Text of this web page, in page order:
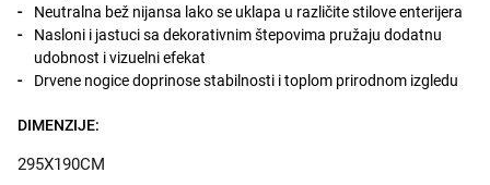
Neutralna bež nijansa lako se uklapa u različite stilove enterijera
Nasloni i jastuci sa dekorativnim štepovima pružaju dodatnu
udobnost i vizuelni efekat
Drvene nogice doprinose stabilnosti i toplom prirodnom izgledu
DIMENZIJE:
295X190CM